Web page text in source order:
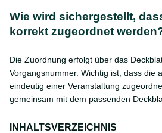
INHALTSVERZEICHNIS
Wie wird sichergestellt,
korrekt zugeordnet
Die Zuordnung erfolgt über das
Vorgangsnummer. Wichtig ist, dass die
eindeutig einer Veranstaltung
gemeinsam mit dem passenden